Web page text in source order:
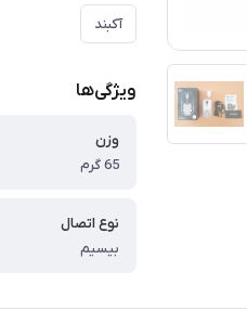
آکبند
ویژگی‌ها
وزن
65 گرم
نوع اتصال
بیسیم